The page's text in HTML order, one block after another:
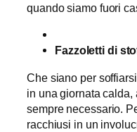
quando siamo fuori
Fazzoletti di
Che siano per
in una giornata calda,
sempre necessario.
racchiusi in un